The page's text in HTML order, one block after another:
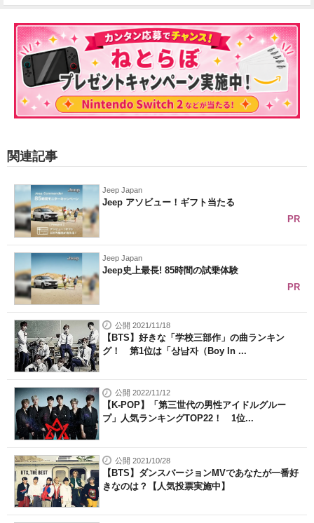
関連記事
Jeep Japan
Jeep アソビュー！ギフト当たる
PR
Jeep Japan
Jeep史上最長! 85時間の試乗体験
PR
公開 2021/11/18
【BTS】好きな「学校三部作」の曲ランキン
グ！ 第1位は「상남자（Boy In ...
公開 2022/11/12
【K-POP】「第三世代の男性アイドルグルー
プ」人気ランキングTOP22！ 1位...
公開 2021/10/28
【BTS】ダンスバージョンMVであなたが一番好
きなのは？【人気投票実施中】